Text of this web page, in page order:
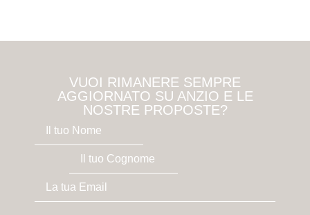
VUOI RIMANERE SEMPRE
AGGIORNATO SU ANZIO E LE
NOSTRE PROPOSTE?